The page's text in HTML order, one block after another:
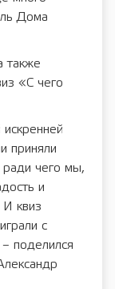
Дома
также
«С чего
приняли
ради чего мы,
и
И квиз
с
поделился